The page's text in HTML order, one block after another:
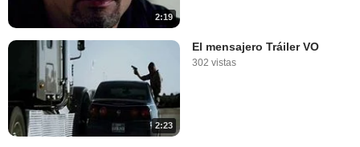
2:19
2:23
El mensajero Tráiler VO
302 vistas